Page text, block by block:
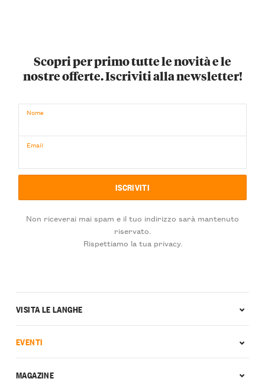
Scopri per primo tutte le novità e le
nostre offerte. Iscriviti alla newsletter!
Nome
Email
Non riceverai mai spam e il tuo indirizzo sarà mantenuto
riservato.
Rispettiamo la tua privacy.
VISITA LE LANGHE
EVENTI
MAGAZINE